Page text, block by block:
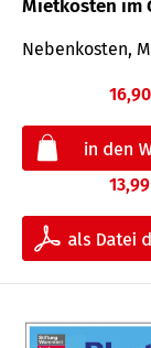
Mietkosten im
Nebenkosten,